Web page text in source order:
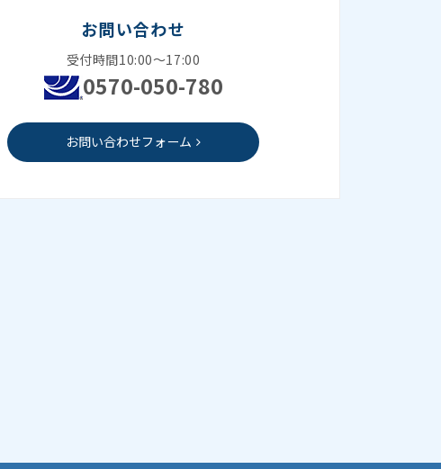
お問い合わせ
受付時間10:00～17:00
0570-050-780
お問い合わせフォーム